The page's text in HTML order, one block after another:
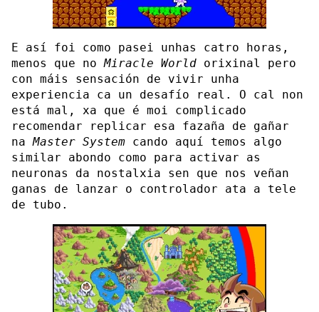
E así foi como pasei unhas catro horas,
menos que noMiracle World orixinal pero
con máis sensación de vivir unha
experiencia ca un desafío real. O cal non
está mal, xa que é moi complicado
recomendar replicar esa fazaña de gañar
naMaster System cando aquí temos algo
similar abondo como para activar as
neuronas da nostalxia sen que nos veñan
ganas de lanzar o controlador ata a tele
de tubo.